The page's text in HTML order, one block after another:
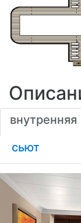
внутренняя
сьют